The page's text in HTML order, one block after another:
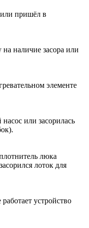
или пришёл в
наличие засора или
элементе
или засорилась
люка
лоток для
устройство